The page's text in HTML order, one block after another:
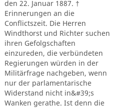
den 22. Januar 1887. †
Erinnerungen an die
Conflictszeit. Die Herren
Windthorst und Richter suchen
ihren Gefolgschaften
einzureden, die verbündeten
Regierungen würden in der
Militärfrage nachgeben, wenn
nur der parlamentarische
Widerstand nicht in&#39;s
Wanken gerathe. Ist denn die